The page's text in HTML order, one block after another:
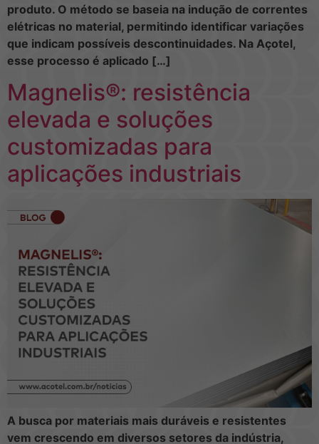
produto. O método se baseia na indução de correntes
elétricas no material, permitindo identificar variações
que indicam possíveis descontinuidades. Na Açotel,
esse processo é aplicado […]
Magnelis®: resistência
elevada e soluções
customizadas para
aplicações industriais
A busca por materiais mais duráveis e resistentes
vem crescendo em diversos setores da indústria,